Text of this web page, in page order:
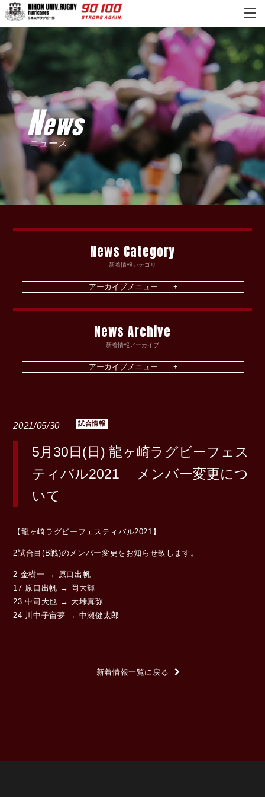
News
ニュース
News Category
新着情報カテゴリ
News Archive
新着情報アーカイブ
2021/05/30 試合情報
5月30日(日) 龍ヶ崎ラグビーフェス
ティバル2021 メンバー変更につ
いて
【龍ヶ崎ラグビーフェスティバル2021】
2試合目(B戦)のメンバー変更をお知らせ致します。
2 金樹一 → 原口出帆
17 原口出帆 → 岡大輝
23 中司大也 → 大垰真弥
24 川中子宙夢 → 中瀬健太郎
新着情報一覧に戻る